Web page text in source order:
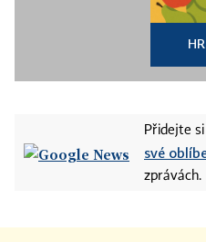
Přidejte
své
zprávách.